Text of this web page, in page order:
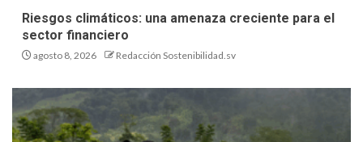
Riesgos climáticos: una amenaza creciente para el
sector financiero
agosto 8, 2026 Redacción Sostenibilidad.sv